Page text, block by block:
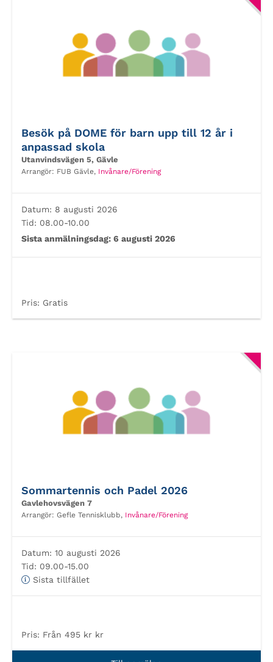
Besök på DOME för barn upp till 12 år i
anpassad skola
Utanvindsvägen 5, Gävle
Arrangör: FUB Gävle, Invånare/Förening
Datum: 8 augusti 2026
Tid: 08.00-10.00
Sista anmälningsdag: 6 augusti 2026
Pris: Gratis
Sommartennis och Padel 2026
Gavlehovsvägen 7
Arrangör: Gefle Tennisklubb, Invånare/Förening
Datum: 10 augusti 2026
Tid: 09.00-15.00
Sista tillfället
Pris: Från 495 kr kr